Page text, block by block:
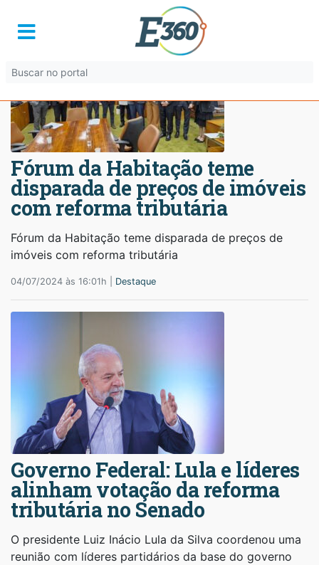
Fórum da Habitação teme
disparada de preços de imóveis
com reforma tributária
Fórum da Habitação teme disparada de preços de
imóveis com reforma tributária
04/07/2024 às 16:01h | Destaque
Governo Federal: Lula e líderes
alinham votação da reforma
tributária no Senado
O presidente Luiz Inácio Lula da Silva coordenou uma
reunião com líderes partidários da base do governo